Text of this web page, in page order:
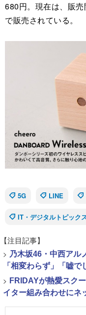
680円。現在は、販
で販売されている。
5G
LINE
IT・デジタルトピック
【注目記事】
> 乃木坂46・中西アル
「相変わらず」「嘘で
> FRIDAYが熱愛スク
イター組み合わせにネ